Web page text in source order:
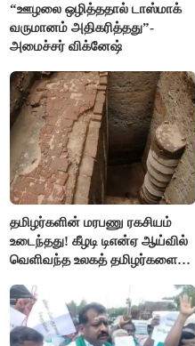
“ஊழலை ஒழித்ததால் டாஸ்மாக்
வருமானம் அதிகரித்தது”-
அமைச்சர் விக்னேஷ்
தமிழர்களின் மரபணு ரகசியம்
உடைந்தது! கீழடி டிஎன்ஏ ஆய்வில்
வெளிவந்த உலகத் தமிழர்களை